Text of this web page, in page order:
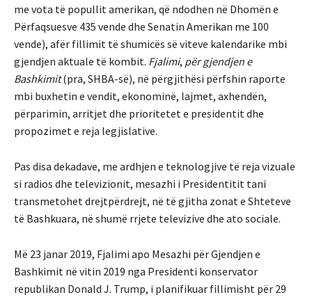
me vota të popullit amerikan, që ndodhen në Dhomën e
Përfaqsuesve 435 vende dhe Senatin Amerikan me 100
vende), afër fillimit të shumicës së viteve kalendarike mbi
gjendjen aktuale të kombit. Fjalimi, për gjendjen e
Bashkimit(pra, SHBA-së), në përgjithësi përfshin raporte
mbi buxhetin e vendit, ekonominë, lajmet, axhendën,
përparimin, arritjet dhe prioritetet e presidentit dhe
propozimet e reja legjislative.
Pas disa dekadave, me ardhjen e teknologjive të reja vizuale
si radios dhe televizionit, mesazhi i Presidentitit tani
transmetohet drejtpërdrejt, në të gjitha zonat e Shteteve
të Bashkuara, në shumë rrjete televizive dhe ato sociale.
Më 23 janar 2019, Fjalimi apo Mesazhi për Gjendjen e
Bashkimit në vitin 2019 nga Presidenti konservator
republikan Donald J. Trump, i planifikuar fillimisht për 29